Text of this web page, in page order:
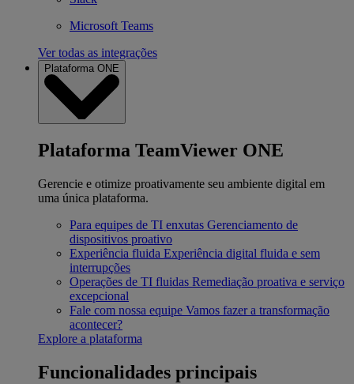
Microsoft Teams
Ver todas as integrações
Plataforma ONE
Plataforma TeamViewer ONE
Gerencie e otimize proativamente seu ambiente digital em
uma única plataforma.
Para equipes de TI enxutas Gerenciamento de
dispositivos proativo
Experiência fluida Experiência digital fluida e sem
interrupções
Operações de TI fluidas Remediação proativa e serviço
excepcional
Fale com nossa equipe Vamos fazer a transformação
acontecer?
Explore a plataforma
Funcionalidades principais